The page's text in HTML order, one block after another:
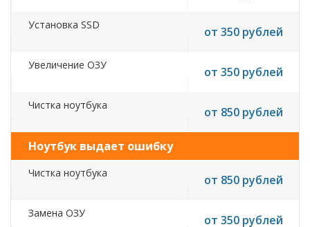
Установка SSD от 350 рублей
Увеличение ОЗУ от 350 рублей
Чистка ноутбука от 850 рублей
Ноутбук выдает ошибку
Чистка ноутбука от 850 рублей
Замена ОЗУ от 350 рублей